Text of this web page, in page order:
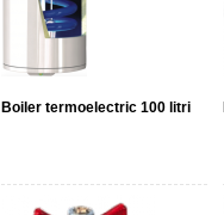
Boiler termoelectric 100 litri